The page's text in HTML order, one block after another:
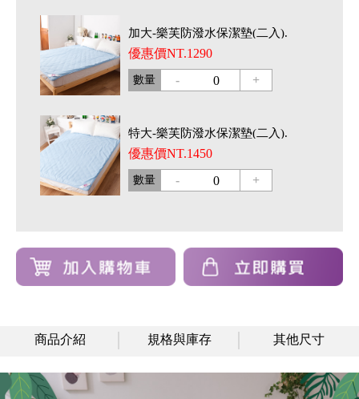
加大-樂芙防潑水保潔墊(二入).
優惠價NT.1290
數量 - 0 +
特大-樂芙防潑水保潔墊(二入).
優惠價NT.1450
數量 - 0 +
商品介紹 規格與庫存 其他尺寸